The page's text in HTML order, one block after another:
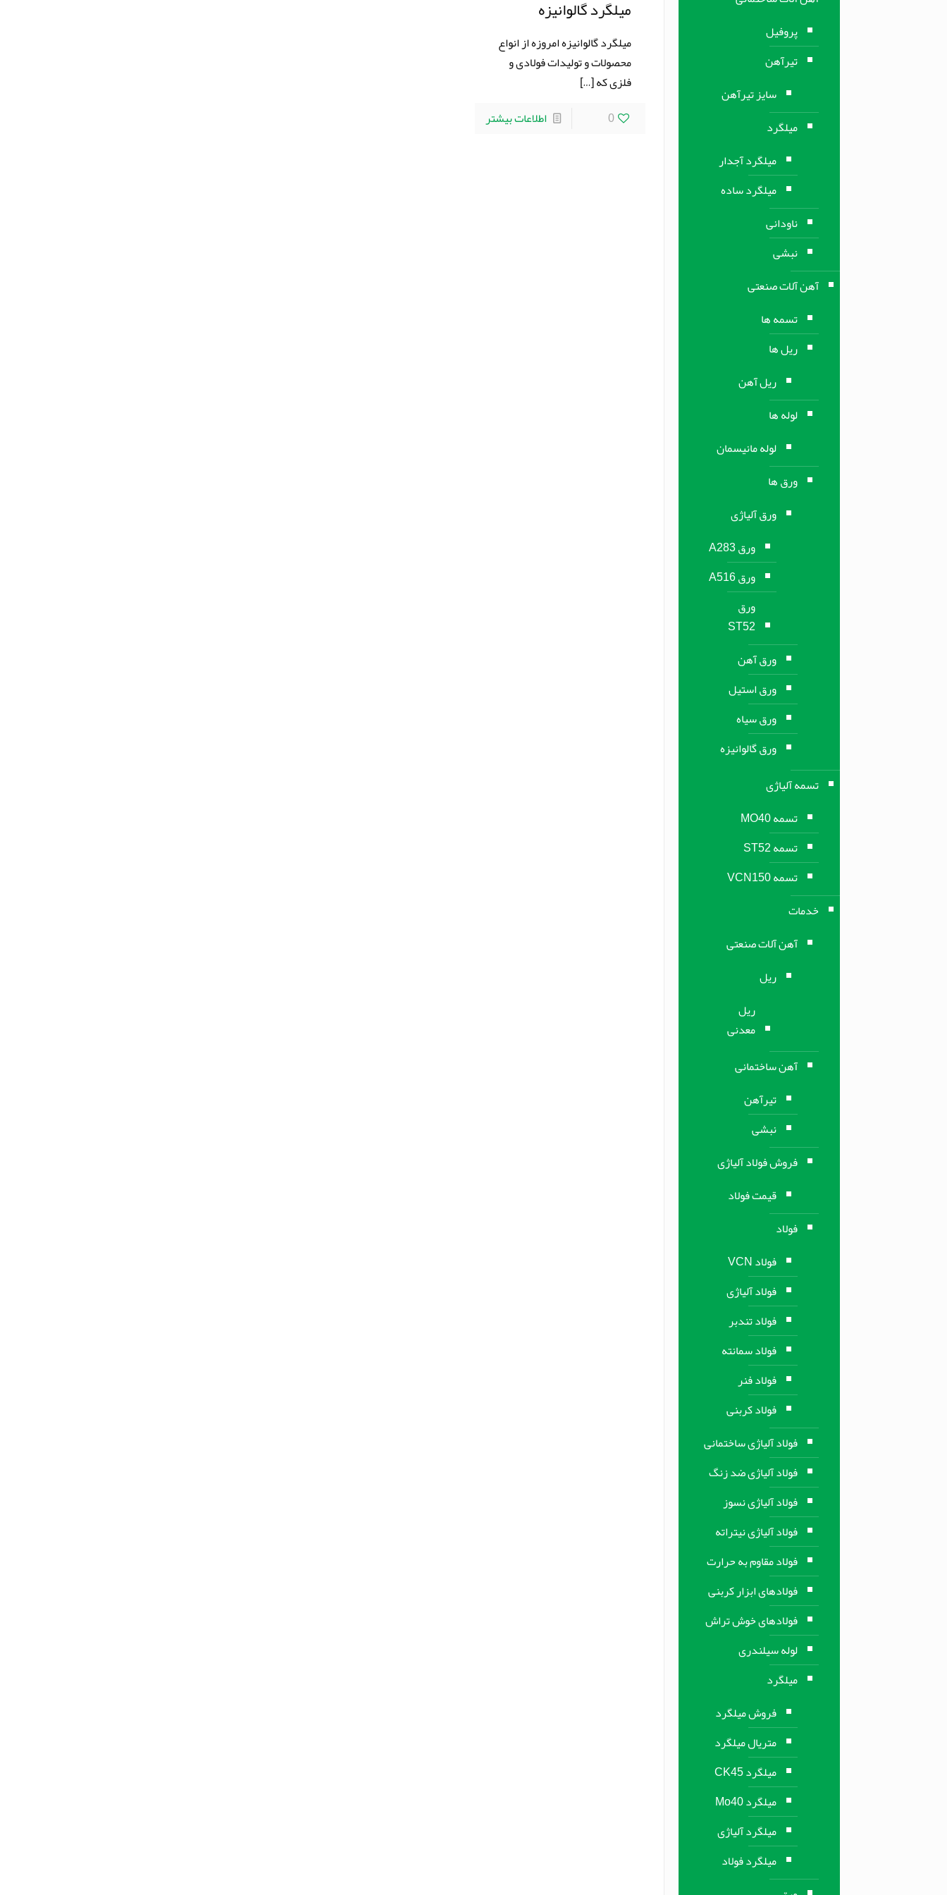
میلگرد گالوانیزه
میلگرد گالوانیزه امروزه از انواع
محصولات و تولیدات فولادی و
فلزی که[…]
0
اطلاعات بیشتر
پروفیل
تیرآهن
سایز تیرآهن
میلگرد
میلگرد آجدار
میلگرد ساده
ناودانی
نبشی
آهن آلات صنعتی
تسمه ها
ریل ها
ریل آهن
لوله ها
لوله مانیسمان
ورق ها
ورق آلیاژی
ورق A283
ورق A516
ورق
ST52
ورق آهن
ورق استیل
ورق سیاه
ورق گالوانیزه
تسمه آلیاژی
تسمه MO40
تسمه ST52
تسمه VCN150
خدمات
آهن آلات صنعتی
ریل
ریل
معدنی
آهن ساختمانی
تیرآهن
نبشی
فروش فولاد آلیاژی
قیمت فولاد
فولاد
فولاد VCN
فولاد آلیاژی
فولاد تندبر
فولاد سمانته
فولاد فنر
فولاد کربنی
فولاد آلیاژی ساختمانی
فولاد آلیاژی ضد زنگ
فولاد آلیاژی نسوز
فولاد آلیاژی نیتراته
فولاد مقاوم به حرارت
فولادهای ابزار کربنی
فولادهای خوش تراش
لوله سیلندری
میلگرد
فروش میلگرد
متریال میلگرد
میلگرد CK45
میلگرد Mo40
میلگرد آلیاژی
میلگرد فولاد